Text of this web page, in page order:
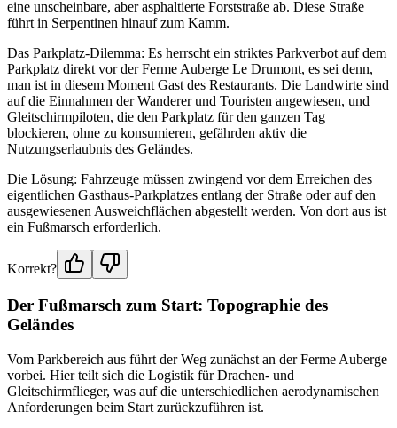
eine unscheinbare, aber asphaltierte Forststraße ab. Diese Straße
führt in Serpentinen hinauf zum Kamm.
Das Parkplatz-Dilemma: Es herrscht ein striktes Parkverbot auf dem
Parkplatz direkt vor der Ferme Auberge Le Drumont, es sei denn,
man ist in diesem Moment Gast des Restaurants. Die Landwirte sind
auf die Einnahmen der Wanderer und Touristen angewiesen, und
Gleitschirmpiloten, die den Parkplatz für den ganzen Tag
blockieren, ohne zu konsumieren, gefährden aktiv die
Nutzungserlaubnis des Geländes.
Die Lösung: Fahrzeuge müssen zwingend vor dem Erreichen des
eigentlichen Gasthaus-Parkplatzes entlang der Straße oder auf den
ausgewiesenen Ausweichflächen abgestellt werden. Von dort aus ist
ein Fußmarsch erforderlich.
Korrekt?
Der Fußmarsch zum Start: Topographie des
Geländes
Vom Parkbereich aus führt der Weg zunächst an der Ferme Auberge
vorbei. Hier teilt sich die Logistik für Drachen- und
Gleitschirmflieger, was auf die unterschiedlichen aerodynamischen
Anforderungen beim Start zurückzuführen ist.